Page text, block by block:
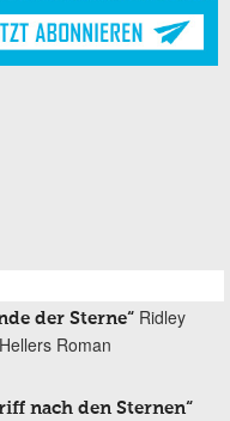
der Sterne“ Ridley
Roman
nach den Sternen“